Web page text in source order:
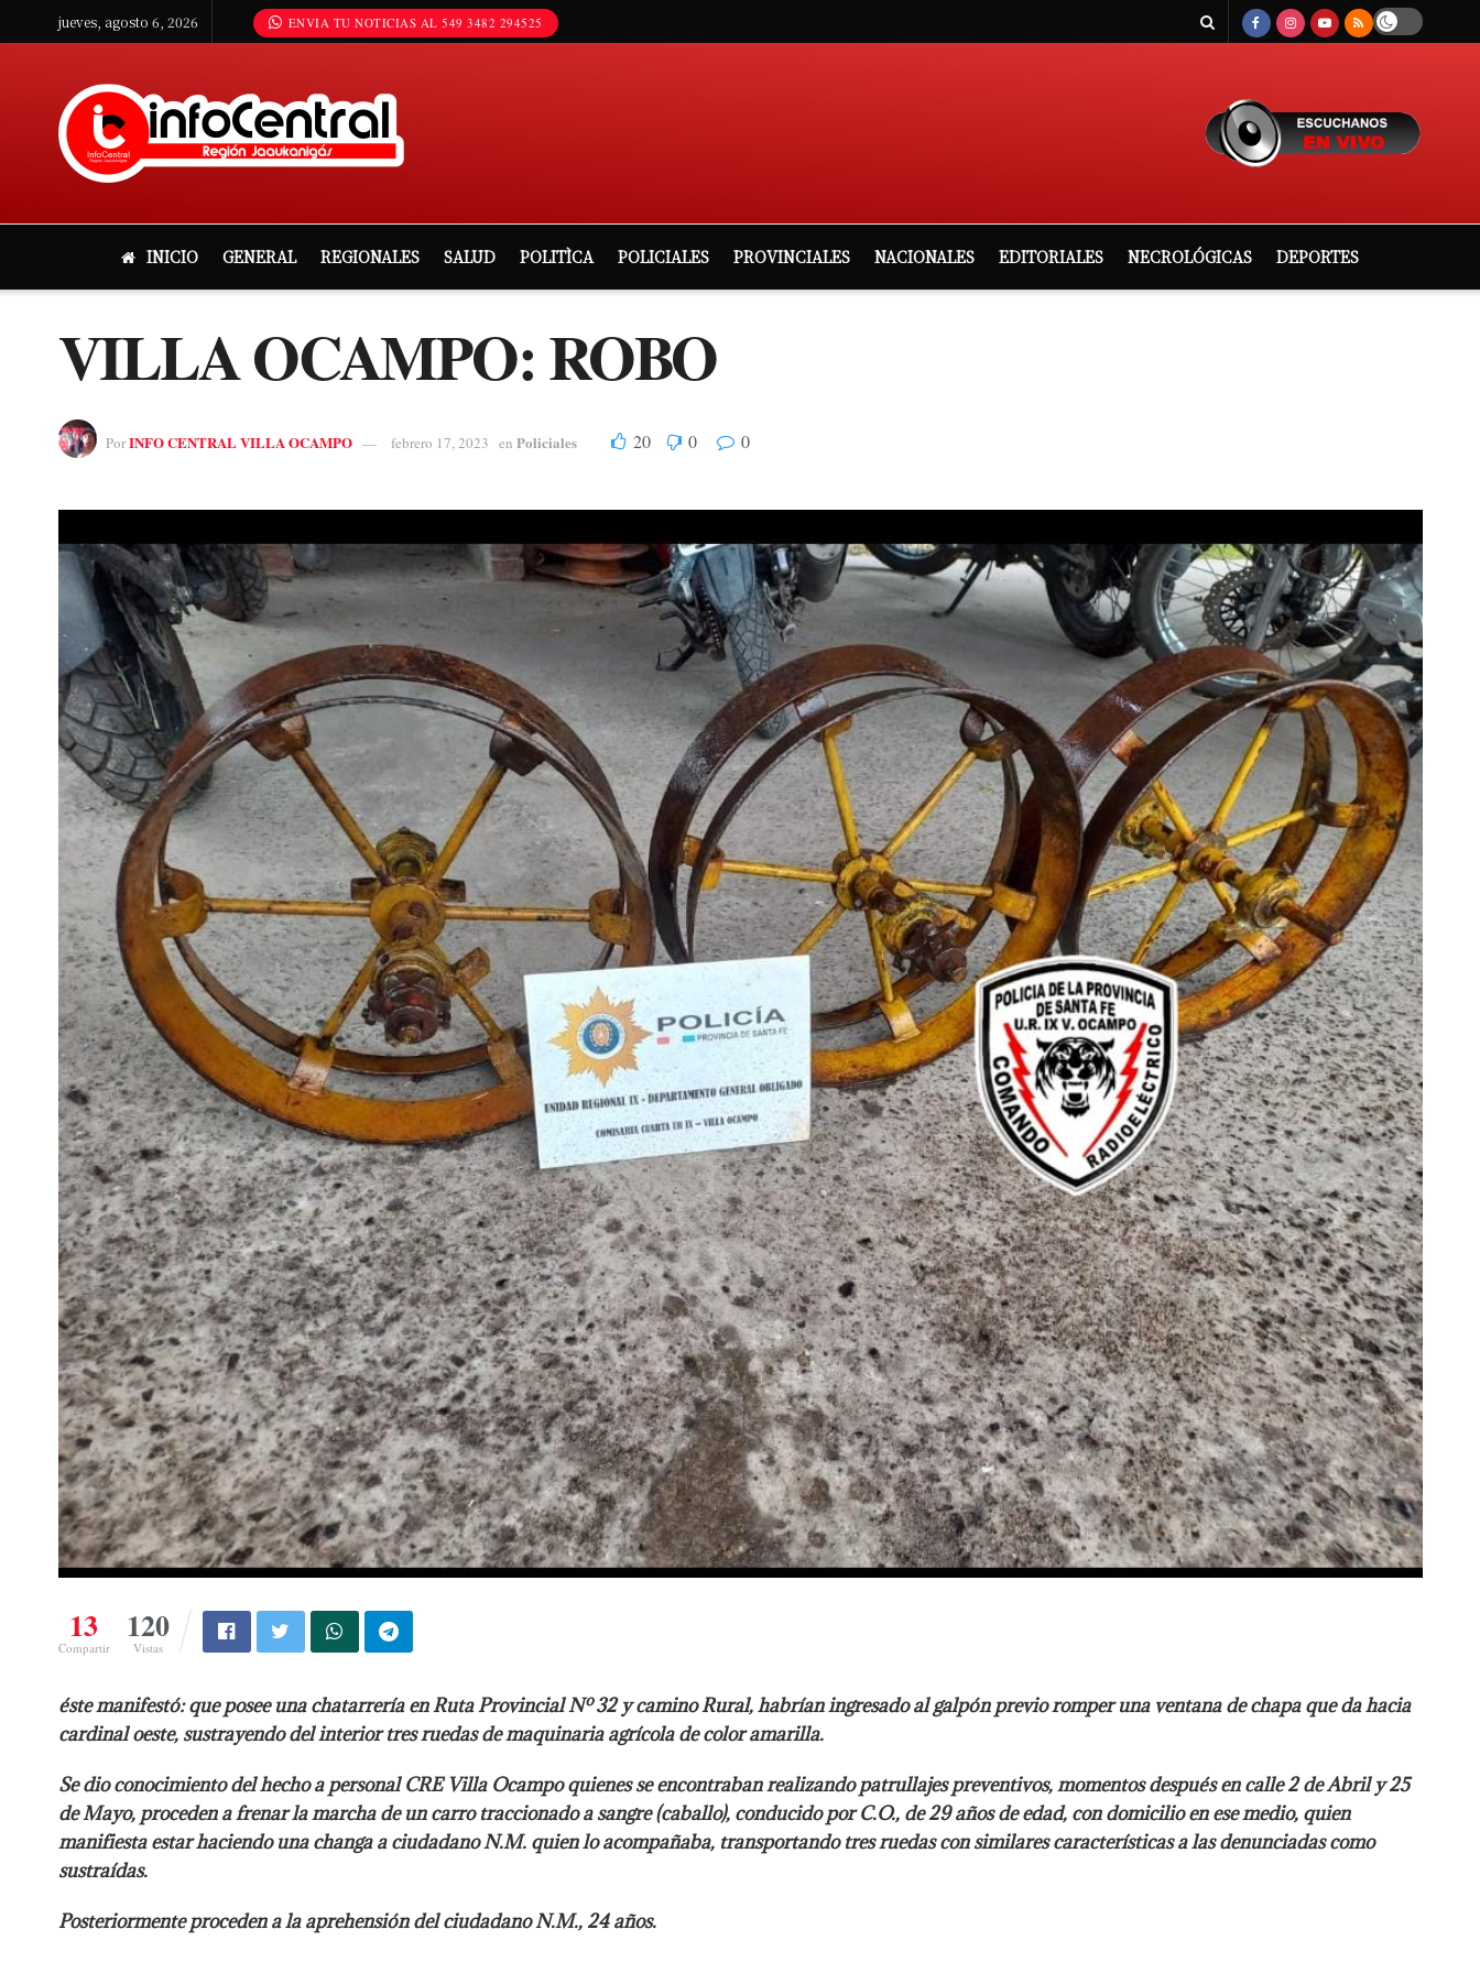
jueves, agosto 6, 2026 ENVIA TU NOTICIAS AL 549 3482 294525
INICIO GENERAL REGIONALES SALUD POLITÌCA POLICIALES PROVINCIALES NACIONALES EDITORIALES NECROLÓGICAS DEPORTES
VILLA OCAMPO: ROBO
PorINFO CENTRAL VILLA OCAMPO febrero 17, 2023 en Policiales 20 0 0
13
Compartir
120
Vistas
éste manifestó: que posee una chatarrería en Ruta Provincial Nº 32 y camino Rural, habrían ingresado al galpón previo romper una ventana de chapa que da hacia
cardinal oeste, sustrayendo del interior tres ruedas de maquinaria agrícola de color amarilla.
Se dio conocimiento del hecho a personal CRE Villa Ocampo quienes se encontraban realizando patrullajes preventivos, momentos después en calle 2 de Abril y 25
de Mayo, proceden a frenar la marcha de un carro traccionado a sangre (caballo), conducido por C.O., de 29 años de edad, con domicilio en ese medio, quien
manifiesta estar haciendo una changa a ciudadano N.M. quien lo acompañaba, transportando tres ruedas con similares características a las denunciadas como
sustraídas.
Posteriormente proceden a la aprehensión del ciudadano N.M., 24 años.